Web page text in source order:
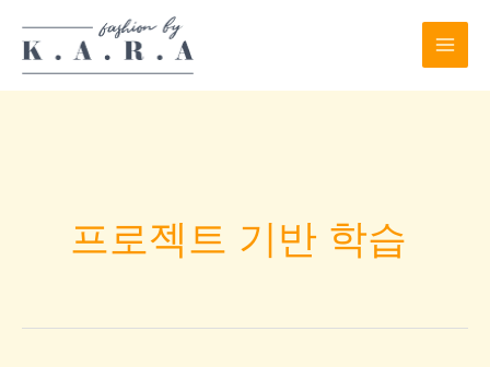
content
프로젝트 기반 학습